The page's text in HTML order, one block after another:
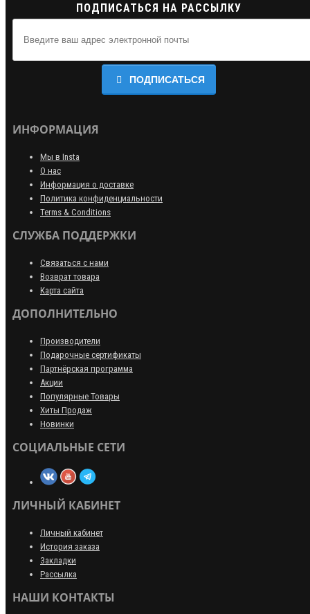
ПОДПИСАТЬСЯ НА РАССЫЛКУ
ПОДПИСАТЬСЯ
ИНФОРМАЦИЯ
Мы в Insta
О нас
Информация о доставке
Политика конфиденциальности
Terms & Conditions
СЛУЖБА ПОДДЕРЖКИ
Связаться с нами
Возврат товара
Карта сайта
ДОПОЛНИТЕЛЬНО
Производители
Подарочные сертификаты
Партнёрская программа
Акции
Популярные Товары
Хиты Продаж
Новинки
СОЦИАЛЬНЫЕ СЕТИ
ЛИЧНЫЙ КАБИНЕТ
Личный кабинет
История заказа
Закладки
Рассылка
НАШИ КОНТАКТЫ